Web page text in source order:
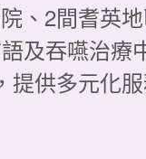
、2間耆英
及吞嚥治
提供多元化